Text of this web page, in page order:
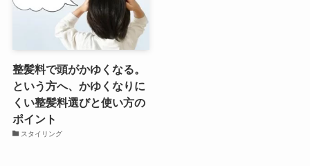
整髪料で頭がかゆくなる。
という方へ、かゆくなりに
くい整髪料選びと使い方の
ポイント
スタイリング